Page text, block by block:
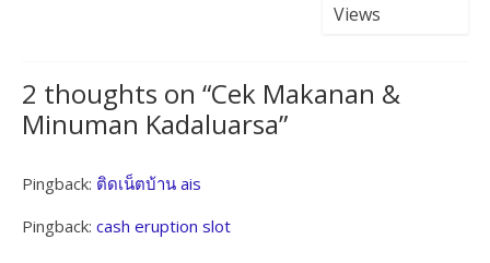
Views
2 thoughts on “Cek Makanan &
Minuman Kadaluarsa”
Pingback: ติดเน็ตบ้าน ais
Pingback: cash eruption slot